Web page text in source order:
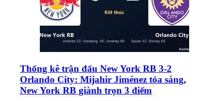
Thống kê trận đấu New York RB 3-2
Orlando City: Mijahir Jiménez tỏa sáng,
New York RB giành trọn 3 điểm